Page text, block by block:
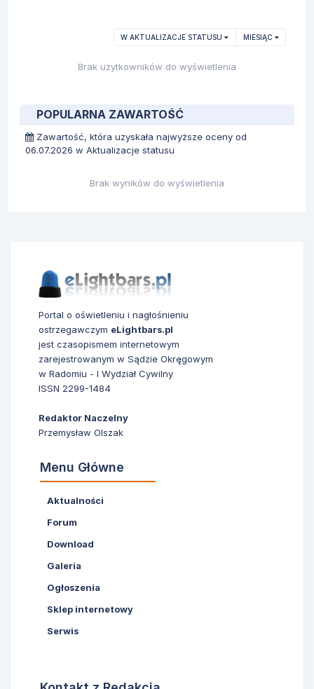
W AKTUALIZACJE STATUSU MIESIĄC
Brak użytkowników do wyświetlenia
POPULARNA ZAWARTOŚĆ
Zawartość, która uzyskała najwyższe oceny od
06.07.2026 w Aktualizacje statusu
Brak wyników do wyświetlenia
Portal o oświetleniu i nagłośnieniu
ostrzegawczym eLightbars.pl
jest czasopismem internetowym
zarejestrowanym w Sądzie Okręgowym
w Radomiu - I Wydział Cywilny
ISSN 2299-1484
Redaktor Naczelny
Przemysław Olszak
Menu Główne
Aktualności
Forum
Download
Galeria
Ogłoszenia
Sklep internetowy
Serwis